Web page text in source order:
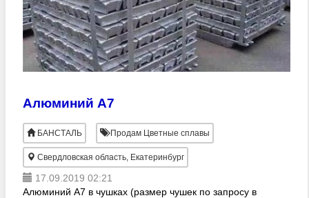
Алюминий А7
БАНСТАЛЬ Продам Цветные сплавы
Свердловская область, Екатеринбург
17.09.2019 02:21
Алюминий А7 в чушках (размер чушек по запросу в